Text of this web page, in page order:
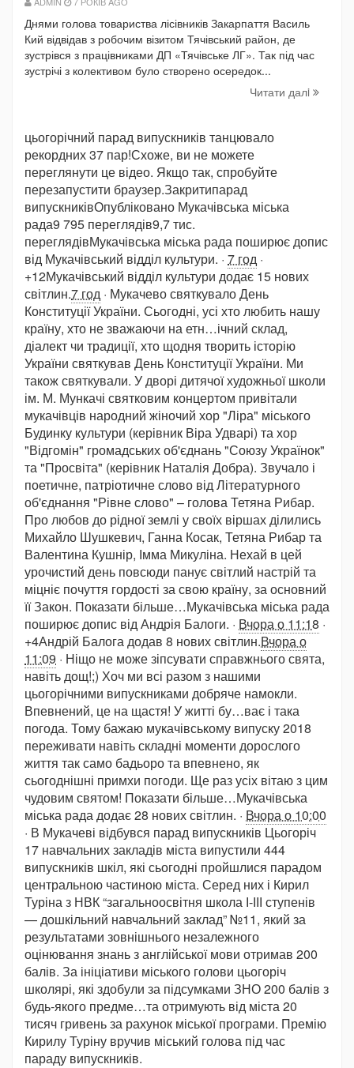
Днями голова товариства лісівників Закарпаття Василь
Кий відвідав з робочим візитом Тячівський район, де
зустрівся з працівниками ДП «Тячівське ЛГ». Так під час
зустрічі з колективом було створено осередок...
Читати далi
цьогорічний парад випускників танцювало
рекордних 37 пар!Схоже, ви не можете
переглянути це відео. Якщо так, спробуйте
перезапустити браузер.Закритипарад
випускниківОпубліковано Мукачівська міська
рада9 795 переглядів9,7 тис.
переглядівМукачівська міська рада поширює допис
від Мукачівський відділ культури. · 7 год ·
+12Мукачівський відділ культури додає 15 нових
світлин.7 год · Мукачево святкувало День
Конституції України. Сьогодні, усі хто любить нашу
країну, хто не зважаючи на етн…ічний склад,
діалект чи традиції, хто щодня творить історію
України святкував День Конституції України. Ми
також святкували. У дворі дитячої художньої школи
ім. М. Мункачі святковим концертом привітали
мукачівців народний жіночий хор "Ліра" міського
Будинку культури (керівник Віра Удварі) та хор
"Відгомін" громадських об'єднань "Союзу Українок"
та "Просвіта" (керівник Наталія Добра). Звучало і
поетичне, патріотичне слово від Літературного
об'єднання "Рівне слово" – голова Тетяна Рибар.
Про любов до рідної землі у своїх віршах ділились
Михайло Шушкевич, Ганна Косак, Тетяна Рибар та
Валентина Кушнір, Імма Микуліна. Нехай в цей
урочистий день повсюди панує світлий настрій та
міцніє почуття гордості за свою країну, за основний
її Закон. Показати більше…Мукачівська міська рада
поширює допис від Андрія Балоги. · Вчора о 11:18 ·
+4Андрій Балога додав 8 нових світлин.Вчора о
11:09 · Ніщо не може зіпсувати справжнього свята,
навіть дощ!;) Хоч ми всі разом з нашими
цьогорічними випускниками добряче намокли.
Впевнений, це на щастя! У житті бу…ває і така
погода. Тому бажаю мукачівському випуску 2018
переживати навіть складні моменти дорослого
життя так само бадьоро та впевнено, як
сьогоднішні примхи погоди. Ще раз усіх вітаю з цим
чудовим святом! Показати більше…Мукачівська
міська рада додає 28 нових світлин. · Вчора о 10:00
· В Мукачеві відбувся парад випускників Цьогоріч
17 навчальних закладів міста випустили 444
випускників шкіл, які сьогодні пройшлися парадом
центральною частиною міста. Серед них і Кирил
Туріна з НВК “загальноосвітня школа І-ІІІ ступенів
— дошкільний навчальний заклад” №11, який за
результатами зовнішнього незалежного
оцінювання знань з англійської мови отримав 200
балів. За ініціативи міського голови цьогоріч
школярі, які здобули за підсумками ЗНО 200 балів з
будь-якого предме…та отримують від міста 20
тисяч гривень за рахунок міської програми. Премію
Кирилу Туріну вручив міський голова під час
параду випускників.